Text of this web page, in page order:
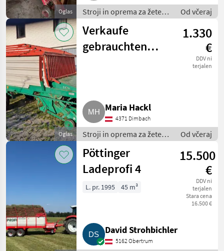
Oglas
Stroji in oprema za žetev
in spravilo / Nakladalna
prikolica
Od včeraj
Oglas
Verkaufe
gebrauchten
1.330
€
DDV ni
terjalen
Maria Hackl
4371 Dimbach
Stroji in oprema za žetev
in spravilo / Nakladalna
prikolica
Od včeraj
Pöttinger
Ladeprofi 4
15.500
€
DDV ni
terjalen
Stara cena
16.500 €
L. pr. 1995 45 m³
David Strohbichler
5162 Obertrum